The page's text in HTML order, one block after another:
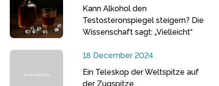
Kann Alkohol den
Testosteronspiegel steigern? Die
Wissenschaft sagt: „Vielleicht“
18 December 2024
Ein Teleskop der Weltspitze auf
der Zugspitze